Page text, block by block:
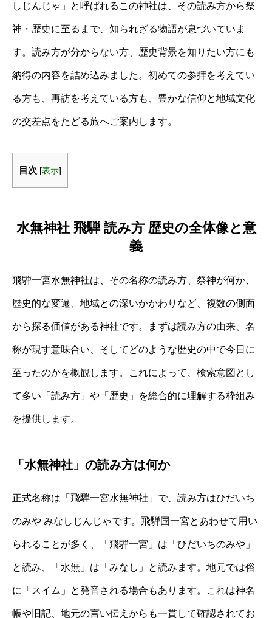
しじんじゃ」と呼ばれるこの神社は、その読み方から祭
神・歴史に至るまで、知られざる物語が息づいていま
す。読み方が分からない方、歴史背景を知りたい方にも
納得の内容を詰め込みました。初めての参拝を考えてい
る方も、再訪を考えている方も、豊かな信仰と地域文化
の交差点をたどる旅へご案内します。
目次 [表示]
水無神社 飛騨 読み方 歴史の全体像と意
義
飛騨一宮水無神社は、その名称の読み方、祭神が何か、
歴史的な変遷、地域との深いかかわりなど、複数の側面
から探る価値がある神社です。まずは読み方の由来、名
称が現す意味合い、そしてどのような歴史の中で今日に
至ったのかを概観します。これによって、検索意図とし
て多い「読み方」や「歴史」を総合的に理解する枠組み
を提供します。
「水無神社」の読み方は何か
正式名称は「飛騨一宮水無神社」で、読み方はひだいち
のみや みなしじんじゃです。飛騨国一宮とあわせて用い
られることが多く、「飛騨一宮」は「ひだいちのみや」
と読み、「水無」は「みなし」と読みます。地元では俗
に「スイム」と発音される場合もあります。これは神名
帳や旧記、地元の言い伝えからも一貫して確認されてお